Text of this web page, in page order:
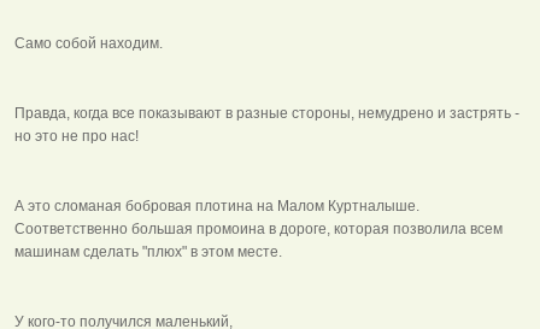
Само собой находим.
Правда, когда все показывают в разные стороны, немудрено и застрять -
но это не про нас!
А это сломаная бобровая плотина на Малом Куртналыше.
Соответственно большая промоина в дороге, которая позволила всем
машинам сделать "плюх" в этом месте.
У кого-то получился маленький,